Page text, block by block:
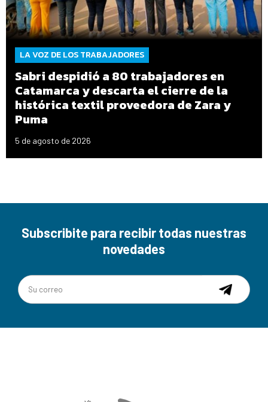
LA VOZ DE LOS TRABAJADORES
Sabri despidió a 80 trabajadores en
Catamarca y descarta el cierre de la
histórica textil proveedora de Zara y
Puma
5 de agosto de 2026
Subscribite para recibir todas nuestras
novedades